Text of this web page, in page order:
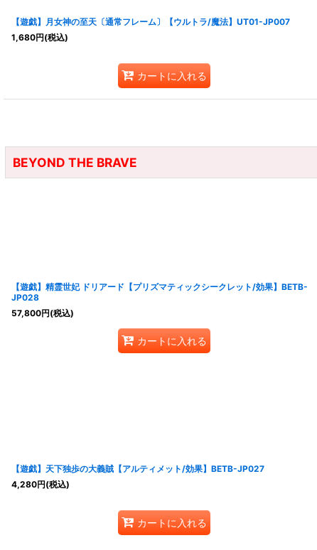
【遊戯】月女神の至天〔通常フレーム〕【ウルトラ/魔法】UT01-JP007
1,680円(税込)
カートに入れる
BEYOND THE BRAVE
【遊戯】精霊世妃 ドリアード【プリズマティックシークレット/効果】BETB-
JP028
57,800円(税込)
カートに入れる
【遊戯】天下独歩の大義賊【アルティメット/効果】BETB-JP027
4,280円(税込)
カートに入れる